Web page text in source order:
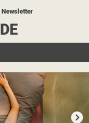
Newsletter
DE